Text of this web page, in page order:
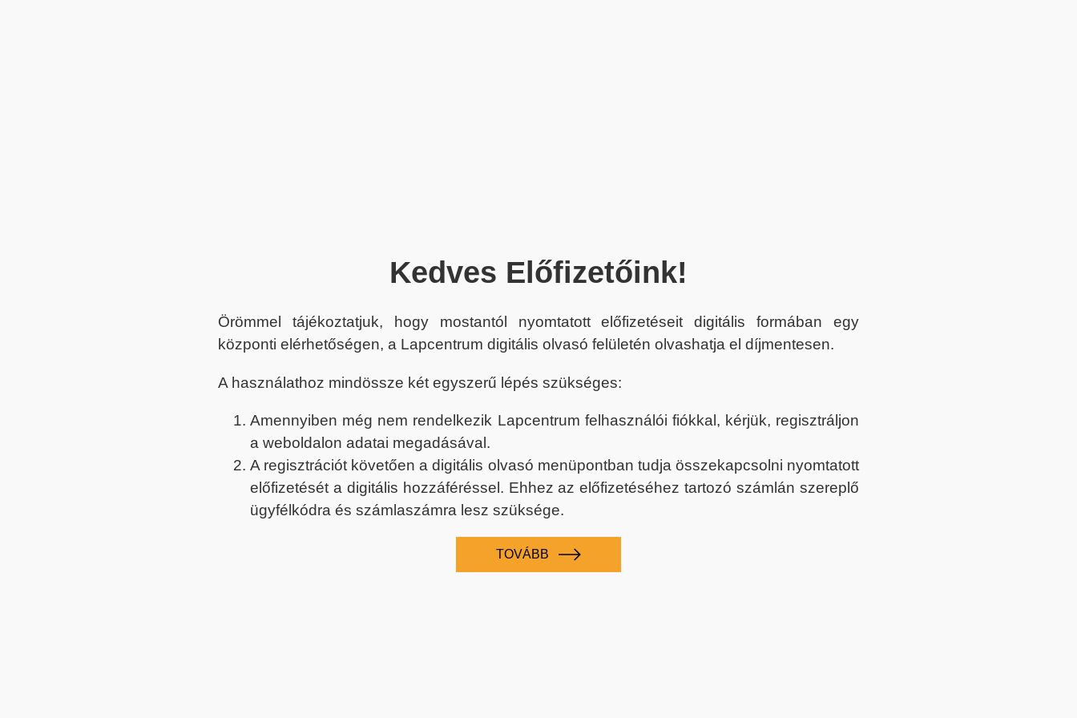
Kedves Előfizetőink!
Örömmel tájékoztatjuk, hogy mostantól nyomtatott előfizetéseit digitális formában egy
központi elérhetőségen, a Lapcentrum digitális olvasó felületén olvashatja el díjmentesen.
A használathoz mindössze két egyszerű lépés szükséges:
Amennyiben még nem rendelkezik Lapcentrum felhasználói fiókkal, kérjük, regisztráljon
a weboldalon adatai megadásával.
A regisztrációt követően a digitális olvasó menüpontban tudja összekapcsolni nyomtatott
előfizetését a digitális hozzáféréssel. Ehhez az előfizetéséhez tartozó számlán szereplő
ügyfélkódra és számlaszámra lesz szüksége.
TOVÁBB